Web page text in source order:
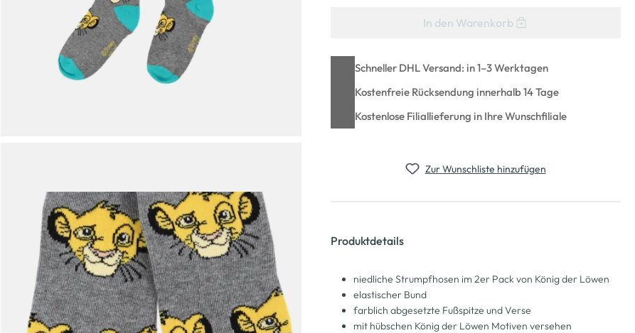
In den Warenkorb
Schneller DHL Versand: in 1–3 Werktagen
Kostenfreie Rücksendung innerhalb 14 Tage
Kostenlose Filiallieferung in Ihre Wunschfiliale
Zur Wunschliste hinzufügen
Produktdetails
niedliche Strumpfhosen im 2er Pack von König der Löwen
elastischer Bund
farblich abgesetzte Fußspitze und Verse
mit hübschen König der Löwen Motiven versehen